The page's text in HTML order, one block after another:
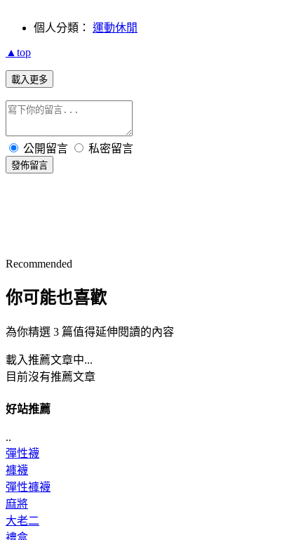
個人分類： 運動休閒
▲top
載入更多
公開留言 私密留言
發佈留言
Recommended
你可能也喜歡
為你精選 3 篇值得延伸閱讀的內容
載入推薦文章中...
目前沒有推薦文章
好站推薦
..
彈性襪
褲襪
彈性褲襪
麻將
大老二
禮盒